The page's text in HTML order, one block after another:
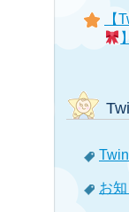
【
】
お